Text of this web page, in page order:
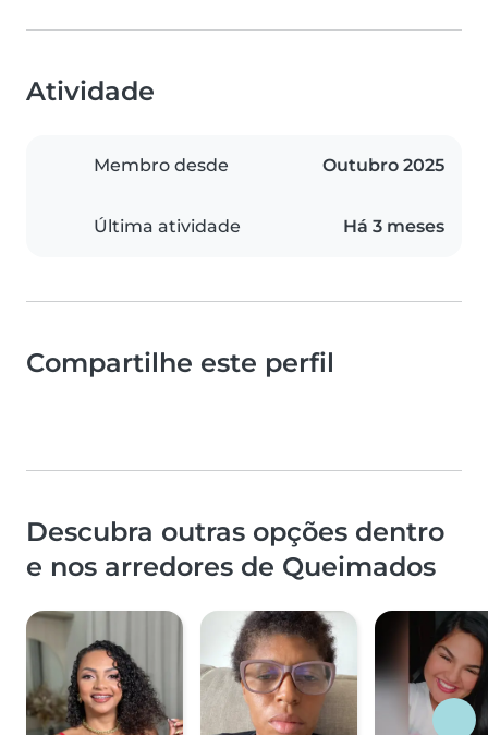
Atividade
Membro desde Outubro 2025
Última atividade Há 3 meses
Compartilhe este perfil
Descubra outras opções dentro
e nos arredores de Queimados